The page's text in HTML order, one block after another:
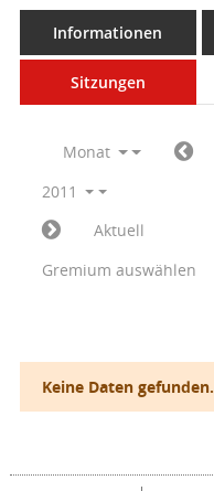
Informationen
Sitzungen
Monat
2011
Aktuell
Gremium auswählen
Keine Daten gefunden.